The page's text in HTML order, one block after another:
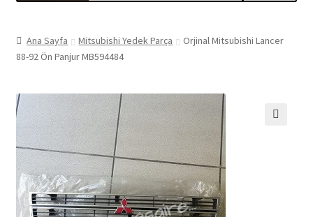
Ana Sayfa Mitsubishi Yedek Parça
Orjinal Mitsubishi Lancer
88-92 Ön Panjur MB594484